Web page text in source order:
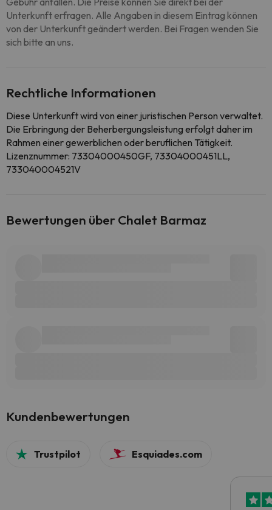
Unterkunft erfragen. Alle Angaben in diesem Eintrag können
von der Unterkunft geändert werden. Bei Fragen wenden Sie
sich bitte an uns.
Rechtliche Informationen
Diese Unterkunft wird von einer juristischen Person verwaltet.
Die Erbringung der Beherbergungsleistung erfolgt daher im
Rahmen einer gewerblichen oder beruflichen Tätigkeit.
Lizenznummer: 73304000450GF, 73304000451LL,
733040004521V
Bewertungen über Chalet Barmaz
Kundenbewertungen
Trustpilot Esquiades.com